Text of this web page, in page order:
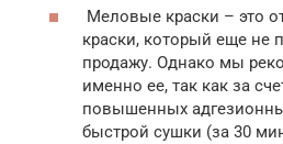
Меловые краски – это
краски, который еще не
продажу. Однако мы
именно ее, так как за
повышенных
быстрой сушки (за 30